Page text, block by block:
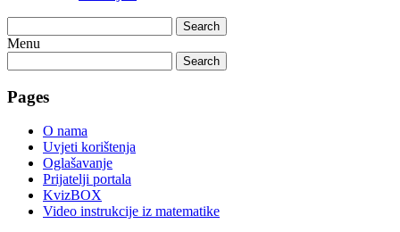
Search
Menu
Search
Pages
O nama
Uvjeti korištenja
Oglašavanje
Prijatelji portala
KvizBOX
Video instrukcije iz matematike